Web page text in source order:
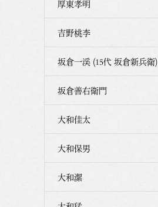
厚東孝明
吉野桃李
坂倉一渓 (15代 坂倉新兵衛)
坂倉善右衛門
大和佳太
大和保男
大和潔